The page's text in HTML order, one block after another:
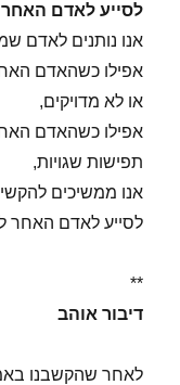
לסייע לאדם
אנו נותנים לאדם
אפילו כשהאדם
או לא מדויקים,
אפילו כשהאדם
תפישות שגויות,
אנו ממשיכים
לסייע לאדם האחר
**
דיבור אוהב
לאחר שהקשבנו